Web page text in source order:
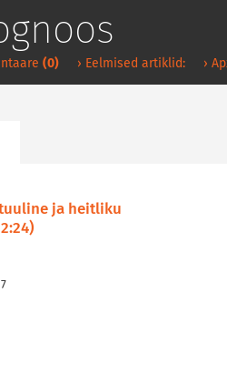
(0) › Eelmised artiklid: ›
ja heitliku